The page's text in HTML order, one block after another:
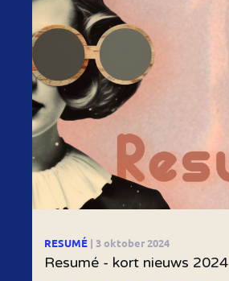
RESUMÉ | 3 oktober 2024
Resumé - kort nieuws 2024